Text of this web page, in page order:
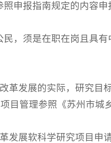
申报指南规定的内容申
，须是在职在岗且具
革发展的实际，研究目
目管理参照《苏州市城
发展软科学研究项目申